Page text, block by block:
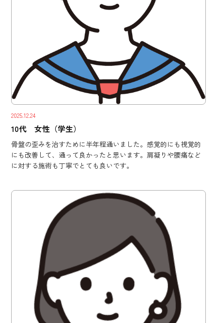
2025.12.24
10代 女性（学生）
骨盤の歪みを治すために半年程通いました。感覚的にも視覚的
にも改善して、通って良かったと思います。肩凝りや腰痛など
に対する施術も丁寧でとても良いです。